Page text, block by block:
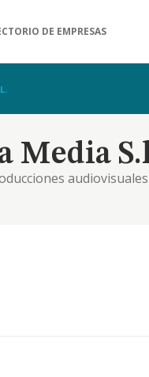
DE EMPRESAS
Media
la gestion